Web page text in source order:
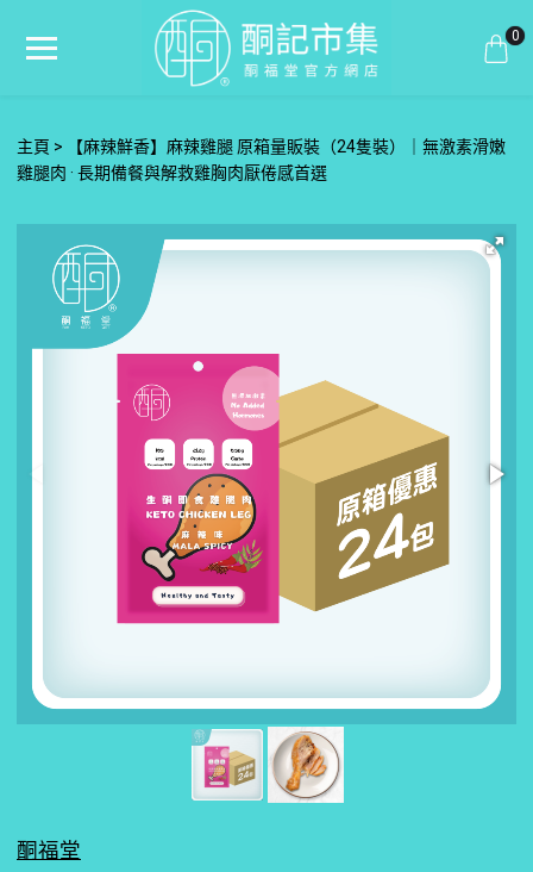
0
主頁
【麻辣鮮香】麻辣雞腿 原箱量販裝（24隻裝）｜無激素滑嫩
雞腿肉 · 長期備餐與解救雞胸肉厭倦感首選
酮福堂